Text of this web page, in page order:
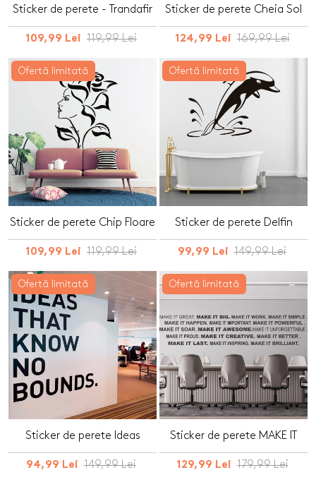
Sticker de perete - Trandafir
109,99 Lei 119,99 Lei
Sticker de perete Cheia Sol
124,99 Lei 169,99 Lei
Ofertă limitată
Sticker de perete Chip Floare
109,99 Lei 119,99 Lei
Ofertă limitată
Sticker de perete Delfin
99,99 Lei 149,99 Lei
Ofertă limitată
Sticker de perete Ideas
94,99 Lei 149,99 Lei
Ofertă limitată
Sticker de perete MAKE IT
129,99 Lei 179,99 Lei